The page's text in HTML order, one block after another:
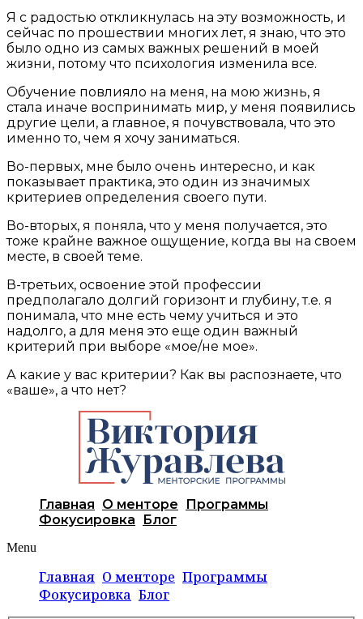
Я с радостью откликнулась на эту возможность, и
сейчас по прошествии многих лет, я знаю, что это
было одно из самых важных решений в моей
жизни, потому что психология изменила все.
Обучение повлияло на меня, на мою жизнь, я
стала иначе воспринимать мир, у меня появились
другие цели, а главное, я почувствовала, что это
именно то, чем я хочу заниматься.
Во-первых, мне было очень интересно, и как
показывает практика, это один из значимых
критериев определения своего пути.
Во-вторых, я поняла, что у меня получается, это
тоже крайне важное ощущение, когда вы на своем
месте, в своей теме.
В-третьих, освоение этой профессии
предполагало долгий горизонт и глубину, т.е. я
понимала, что мне есть чему учиться и это
надолго, а для меня это еще один важный
критерий при выборе «мое/не мое».
А какие у вас критерии? Как вы распознаете, что
«ваше», а что нет?
Главная О менторе
Программы
Фокусировка
Блог
Menu
Главная О менторе Программы
Фокусировка Блог